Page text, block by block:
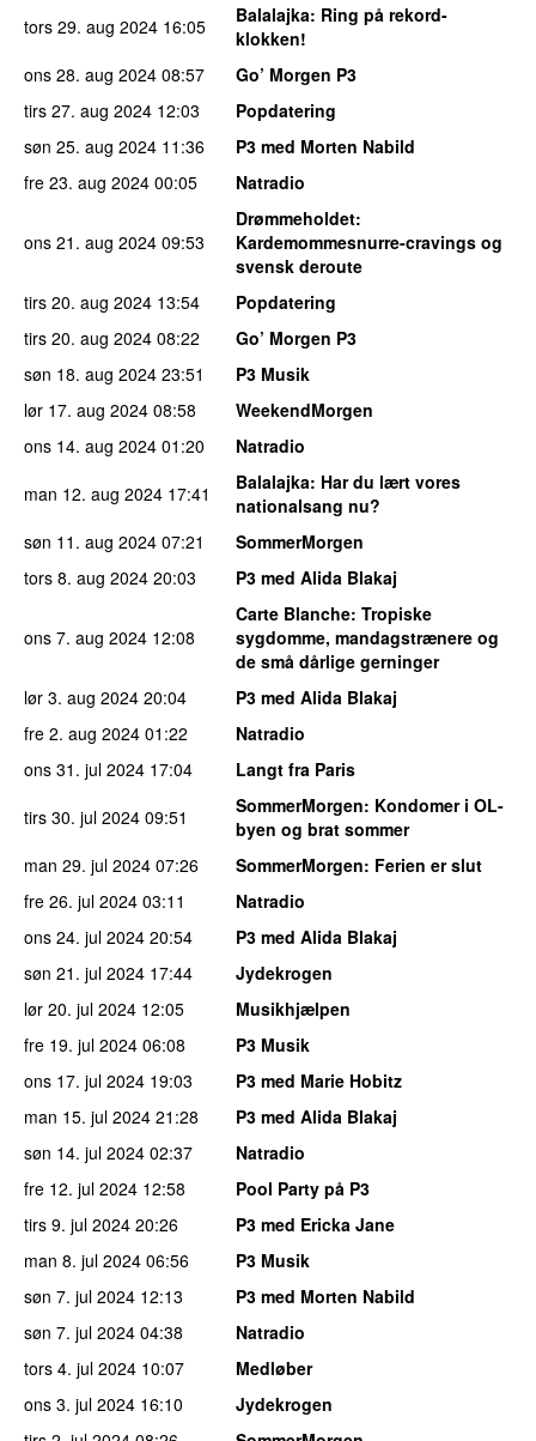
tors 29. aug 2024 16:05 Balalajka: Ring på rekord-
klokken!
ons 28. aug 2024 08:57
Go’ Morgen P3
tirs 27. aug 2024 12:03
Popdatering
søn 25. aug 2024 11:36
P3 med Morten Nabild
fre 23. aug 2024 00:05 Natradio
ons 21. aug 2024 09:53
Drømmeholdet:
Kardemommesnurre-cravings og
svensk deroute
tirs 20. aug 2024 13:54
Popdatering
tirs 20. aug 2024 08:22
Go’ Morgen P3
søn 18. aug 2024 23:51
P3 Musik
lør 17. aug 2024 08:58
WeekendMorgen
ons 14. aug 2024 01:20
Natradio
man 12. aug 2024 17:41 Balalajka: Har du lært vores
nationalsang nu?
søn 11. aug 2024 07:21
SommerMorgen
tors 8. aug 2024 20:03 P3 med Alida Blakaj
ons 7. aug 2024 12:08
Carte Blanche: Tropiske
sygdomme, mandagstrænere og
de små dårlige gerninger
lør 3. aug 2024 20:04
P3 med Alida Blakaj
fre 2. aug 2024 01:22
Natradio
ons 31. jul 2024 17:04
Langt fra Paris
tirs 30. jul 2024 09:51 SommerMorgen: Kondomer i OL-
byen og brat sommer
man 29. jul 2024 07:26 SommerMorgen: Ferien er slut
fre 26. jul 2024 03:11
Natradio
ons 24. jul 2024 20:54
P3 med Alida Blakaj
søn 21. jul 2024 17:44
Jydekrogen
lør 20. jul 2024 12:05
Musikhjælpen
fre 19. jul 2024 06:08
P3 Musik
ons 17. jul 2024 19:03
P3 med Marie Hobitz
man 15. jul 2024 21:28
P3 med Alida Blakaj
søn 14. jul 2024 02:37
Natradio
fre 12. jul 2024 12:58
Pool Party på P3
tirs 9. jul 2024 20:26
P3 med Ericka Jane
man 8. jul 2024 06:56
P3 Musik
søn 7. jul 2024 12:13
P3 med Morten Nabild
søn 7. jul 2024 04:38
Natradio
tors 4. jul 2024 10:07
Medløber
ons 3. jul 2024 16:10
Jydekrogen